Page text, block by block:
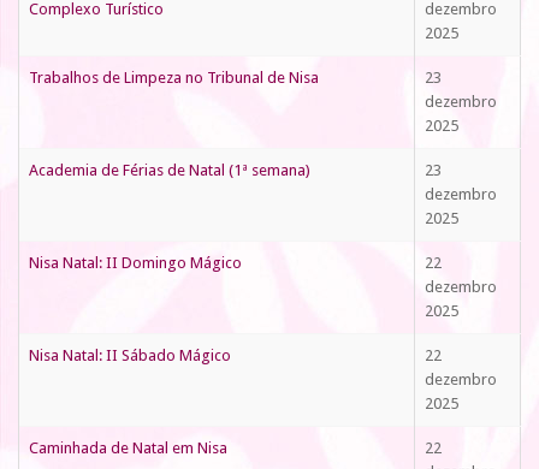
Complexo Turístico
dezembro
2025
Trabalhos de Limpeza no Tribunal de Nisa
23
dezembro
2025
Academia de Férias de Natal (1ª semana)
23
dezembro
2025
Nisa Natal: II Domingo Mágico
22
dezembro
2025
Nisa Natal: II Sábado Mágico
22
dezembro
2025
Caminhada de Natal em Nisa
22